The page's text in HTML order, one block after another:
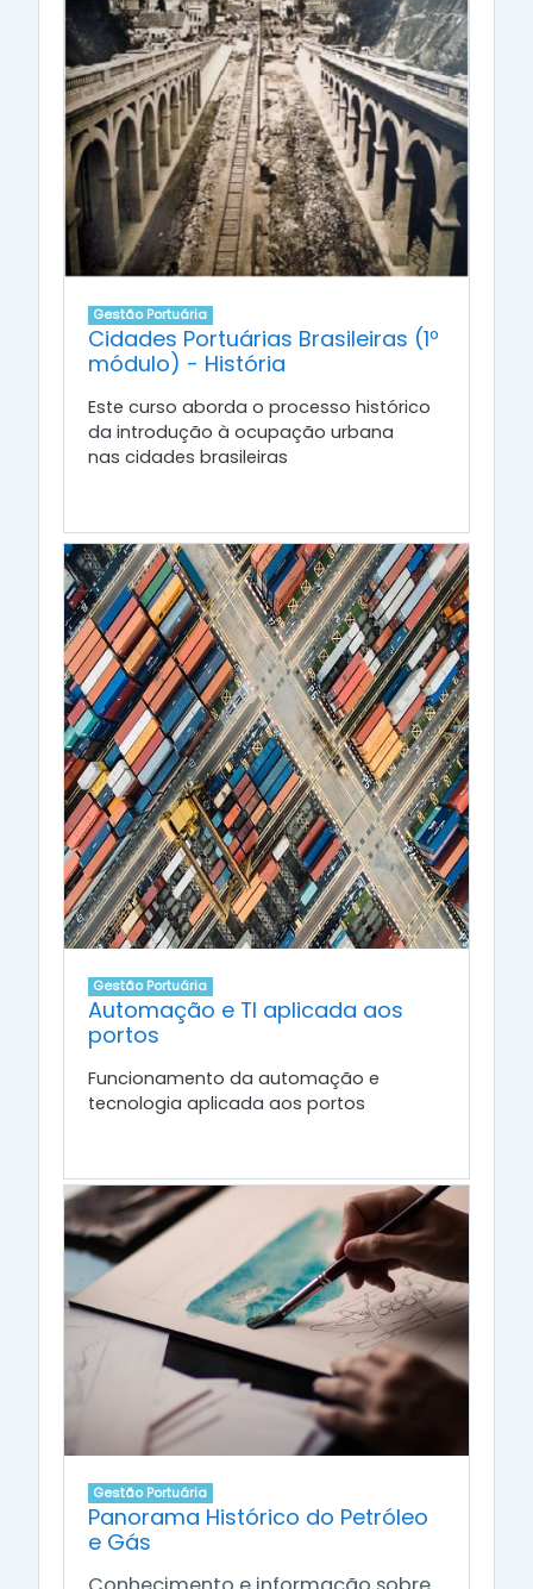
Gestão Portuária
Cidades Portuárias Brasileiras (1º
módulo) - História
Este curso aborda o processo histórico
da introdução à ocupação urbana
nas cidades brasileiras
Gestão Portuária
Automação e TI aplicada aos
portos
Funcionamento da automação e
tecnologia aplicada aos portos
Gestão Portuária
Panorama Histórico do Petróleo
e Gás